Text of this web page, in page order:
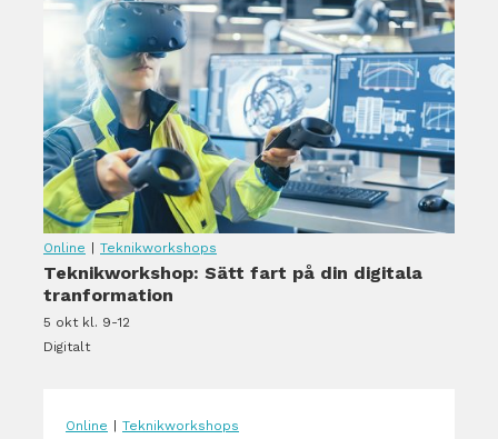
Online Teknikworkshops
Teknikworkshop: Sätt fart på din digitala
tranformation
5 okt kl. 9-12
Digitalt
Online Teknikworkshops